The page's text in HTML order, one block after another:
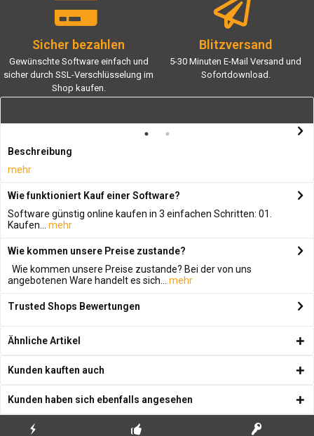
Sicher bezahlen
Gewünschte Software einfach und
sicher durch SSL-Verschlüsselung im
Shop kaufen.
Blitzversand
5-30 Minuten E-Mail Versand und
Sofortdownload.
Beschreibung
mehr
Wie funktioniert Kauf einer Software?
Software günstig online kaufen in 3 einfachen Schritten: 01.
Kaufen...
mehr
Wie kommen unsere Preise zustande?
Wie kommen unsere Preise zustande? Bei der von uns
angebotenen Ware handelt es sich...
mehr
Trusted Shops Bewertungen
Ähnliche Artikel
Kunden kauften auch
Kunden haben sich ebenfalls angesehen